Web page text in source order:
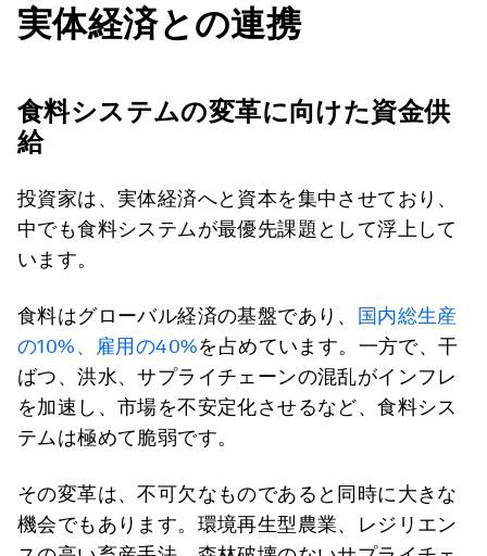
実体経済との連携
食料システムの変革に向けた資金供
給
投資家は、実体経済へと資本を集中させており、
中でも食料システムが最優先課題として浮上して
います。
食料はグローバル経済の基盤であり、
国内総生産
の10%、雇用の40%を占めています。一方で、干
ばつ、洪水、サプライチェーンの混乱がインフレ
を加速し、市場を不安定化させるなど、食料シス
テムは極めて脆弱です。
その変革は、不可欠なものであると同時に大きな
機会でもあります。環境再生型農業、レジリエン